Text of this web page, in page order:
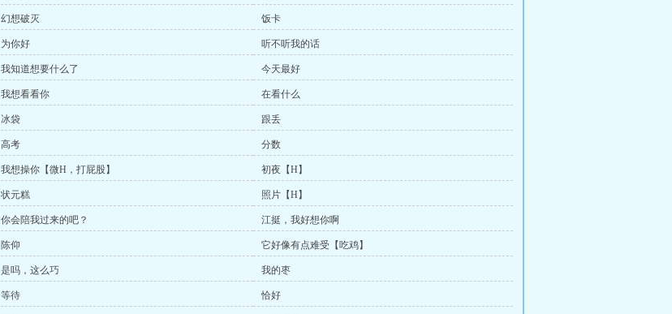
幻想破灭 饭卡
为你好 听不听我的话
我知道想要什么了 今天最好
我想看看你 在看什么
冰袋 跟丢
高考 分数
我想操你【微H，打屁股】 初夜【H】
状元糕 照片【H】
你会陪我过来的吧？ 江挺，我好想你啊
陈仰 它好像有点难受【吃鸡】
是吗，这么巧 我的枣
等待 恰好